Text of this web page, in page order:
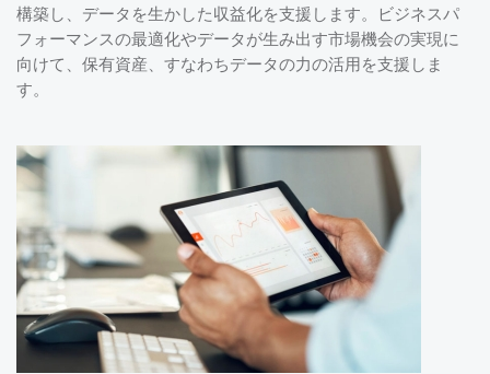
構築し、データを生かした収益化を支援します。ビジネスパ
フォーマンスの最適化やデータが生み出す市場機会の実現に
向けて、保有資産、すなわちデータの力の活用を支援しま
す。